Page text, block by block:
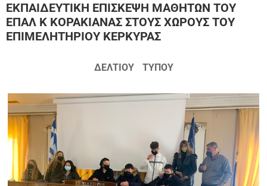
ΕΚΠΑΙΔΕΥΤΙΚΗ ΕΠΙΣΚΕΨΗ ΜΑΘΗΤΩΝ ΤΟΥ
ΕΠΑΛ Κ ΚΟΡΑΚΙΑΝΑΣ ΣΤΟΥΣ ΧΩΡΟΥΣ ΤΟΥ
ΕΠΙΜΕΛΗΤΗΡΙΟΥ ΚΕΡΚΥΡΑΣ
ΔΕΛΤΙΟΥ ΤΥΠΟΥ